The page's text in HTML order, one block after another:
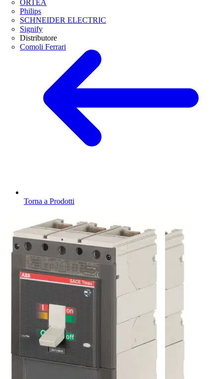
ORTEA
Philips
SCHNEIDER ELECTRIC
Signify
Distributore
Comoli Ferrari
Torna a Prodotti